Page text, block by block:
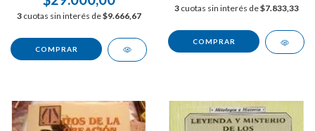
3 cuotas sin interés de$9.666,67
3 cuotas sin interés de$7.833,33